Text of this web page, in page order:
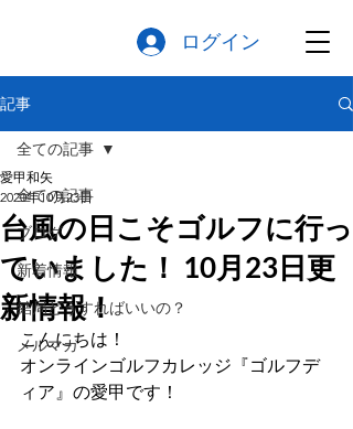
ログイン
記事
全ての記事
ブログ
新着情報
結局どうすればいいの？
メルマガ
全ての記事
台風の日こそゴルフに行っ
ていました！ 10月23日更
新情報！
愛甲和矢
2020年10月23日
こんにちは！
オンラインゴルフカレッジ『ゴルフデ
ィア』の愛甲です！